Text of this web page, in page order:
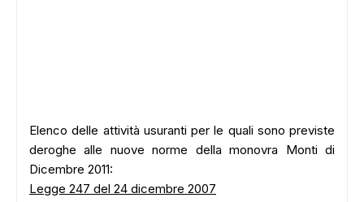
Elenco delle attività usuranti per le quali sono previste
deroghe alle nuove norme della monovra Monti di
Dicembre 2011:
Legge 247 del 24 dicembre 2007